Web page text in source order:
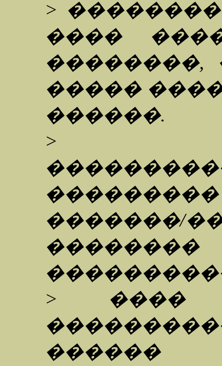
>
����
��������,
�����
������.
>
�������/
��������
> ����
������